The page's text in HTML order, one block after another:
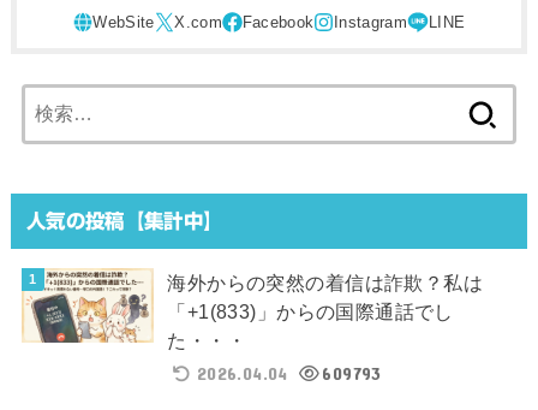
索:
人気の投稿【集計中】
海外からの突然の着信は詐欺？私は
「+1(833)」からの国際通話でし
た・・・
2026.04.04
609793